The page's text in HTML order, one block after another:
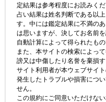
定結果は参考程度にお読みくだ
占い結果は姓名判断である以
す。中には鑑定結果に不満の
は思いますが、決してお名前
自動計算によって得られたもの
また、本サイトの検索によっ
謗又は中傷したり名誉を棄損
サイト利用者が本ウェブサイ
発生したトラブルや損害につ
せん。
この規約にご同意いただけな